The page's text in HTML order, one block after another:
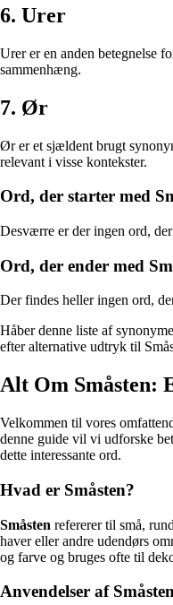
6. Urer
Urer er en anden betegnelse
sammenhæng.
7. Ør
Ør er et sjældent brugt
relevant i visse kontekster.
Ord, der starter med
Desværre er der ingen ord,
Ord, der ender med
Der findes heller ingen ord,
Håber denne liste af
efter alternative udtryk til
Alt Om Småsten:
Velkommen til vores
denne guide vil vi udforske
dette interessante ord.
Hvad er Småsten?
Småsten refererer til små,
haver eller andre udendørs
og farve og bruges ofte til
Anvendelser af